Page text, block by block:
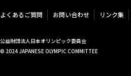
よくあるご質問 お問い合わせ リンク集
公益財団法人日本オリンピック委員会
© 2024 JAPANESE OLYMPIC COMMITTEE